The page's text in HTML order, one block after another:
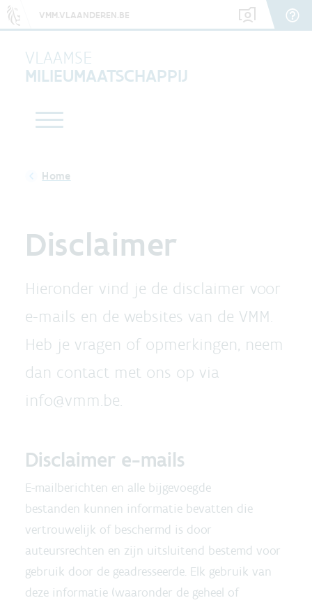
VMM.VLAANDEREN.BE
VLAAMSE
MILIEUMAATSCHAPPIJ
Disclaimer
Hieronder vind je de disclaimer voor
e-mails en de websites van de VMM.
Heb je vragen of opmerkingen, neem
dan contact met ons op via
info@vmm.be.
Disclaimer e-mails
E-mailberichten en alle bijgevoegde
bestanden kunnen informatie bevatten die
vertrouwelijk of beschermd is door
auteursrechten en zijn uitsluitend bestemd voor
gebruik door de geadresseerde. Elk gebruik van
deze informatie (waaronder de geheel of